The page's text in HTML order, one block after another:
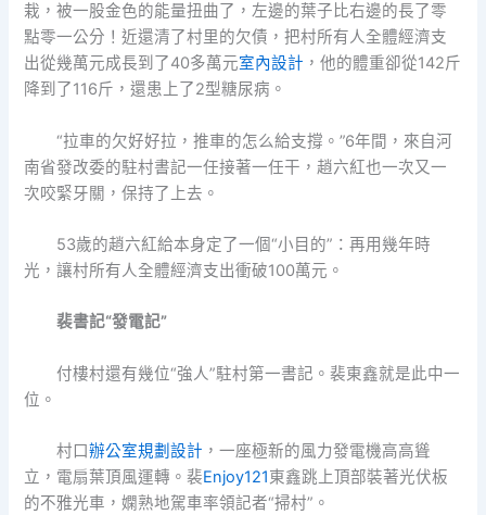
栽，被一股金色的能量扭曲了，左邊的葉子比右邊的長了零
點零一公分！近還清了村里的欠債，把村所有人全體經濟支
出從幾萬元成長到了40多萬元室內設計 ，他的體重卻從142斤
降到了116斤，還患上了2型糖尿病。
“拉車的欠好好拉，推車的怎么給支撐。”6年間，來自河
南省發改委的駐村書記一任接著一任干，趙六紅也一次又一
次咬緊牙關，保持了上去。
53歲的趙六紅給本身定了一個“小目的”：再用幾年時
光，讓村所有人全體經濟支出衝破100萬元。
裴書記“發電記”
付樓村還有幾位“強人”駐村第一書記。裴東鑫就是此中一
位。
村口辦公室規劃設計 ，一座極新的風力發電機高高聳
立，電扇葉頂風運轉。裴Enjoy121東鑫跳上頂部裝著光伏板
的不雅光車，嫻熟地駕車率領記者“掃村”。